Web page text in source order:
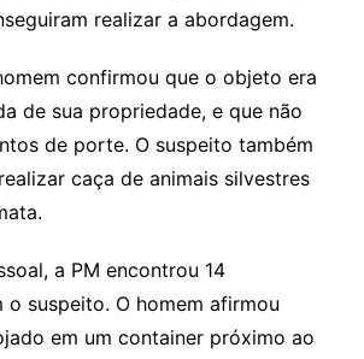
realizar a abordagem.
confirmou que o objeto era
de sua propriedade, e que não
de porte. O suspeito também
caça de animais silvestres
a PM encontrou 14
o suspeito. O homem afirmou
em um container próximo ao